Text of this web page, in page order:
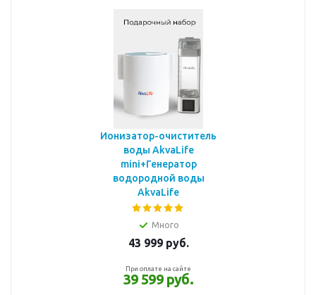
Ионизатор-очиститель
воды AkvaLife
mini+Генератор
водородной воды
AkvaLife
Много
43 999руб.
При оплате на сайте
39 599 руб.